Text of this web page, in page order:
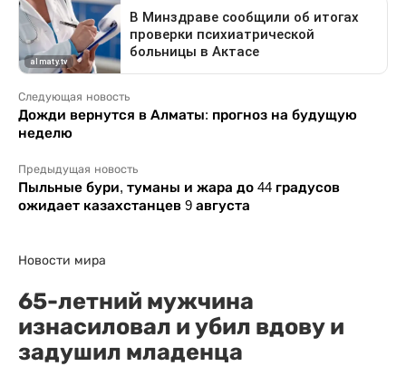
Следующая новость
Дожди вернутся в Алматы: прогноз на будущую
неделю
Предыдущая новость
Пыльные бури, туманы и жара до 44 градусов
ожидает казахстанцев 9 августа
Новости мира
65-летний мужчина
изнасиловал и убил вдову и
задушил младенца